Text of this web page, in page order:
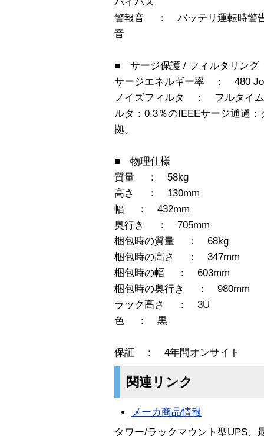
警報音 ： バッテリ運転時警告
音
■ サージ保護 / フィルタリング
サージエネルギー率 ： 480
ノイズフィルタ ： フルタイム
ルタ：0.3％のIEEEサージ通過
拠。
■ 物理仕様
質量 ： 58kg
高さ ： 130mm
幅 ： 432mm
奥行き ： 705mm
梱包時の質量 ： 68kg
梱包時の高さ ： 347mm
梱包時の幅 ： 603mm
梱包時の奥行き ： 980mm
ラック高さ ： 3U
色 ： 黒
保証 ： 4年間オンサイト
関連リンク
メーカ商品情報
タワー/ラックマウント型UPS、